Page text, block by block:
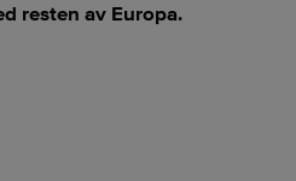
resten av Europa.